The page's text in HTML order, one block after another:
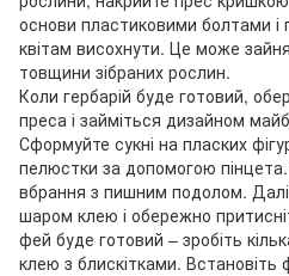
основи пластиковими болтами і
квітам висохнути. Це може
товщини зібраних рослин.
Коли гербарій буде готовий,
преса і займіться дизайном
Сформуйте сукні на пласких
пелюстки за допомогою
вбрання з пишним подолом. Далі
шаром клею і обережно
фей буде готовий – зробіть
клею з блискітками. Встановіть